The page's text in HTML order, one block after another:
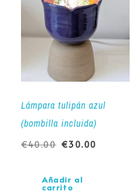
Lámpara tulipán azul
(bombilla incluida)
€40.00 €30.00
Añadir al
carrito